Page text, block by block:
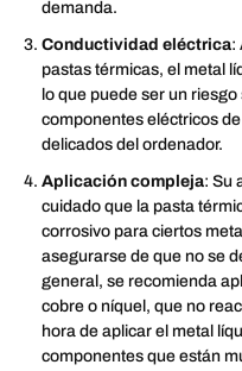
demanda.
Conductividad eléctrica:
pastas térmicas, el metal
lo que puede ser un
componentes eléctricos
delicados del ordenador.
Aplicación compleja: Su
cuidado que la pasta
corrosivo para ciertos
asegurarse de que no se
general, se recomienda
cobre o níquel, que no
hora de aplicar el metal
componentes que están